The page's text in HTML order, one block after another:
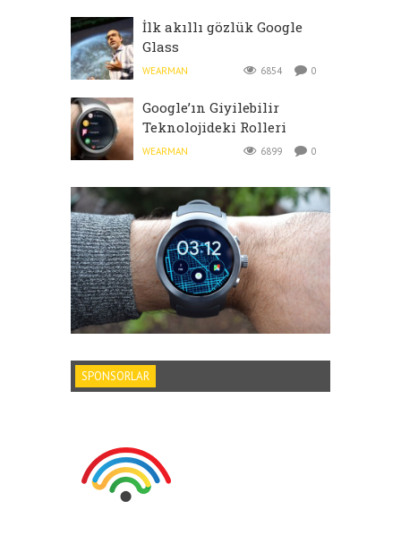
İlk akıllı gözlük Google
Glass
WEARMAN 6854 0
Google’ın Giyilebilir
Teknolojideki Rolleri
WEARMAN 6899 0
SPONSORLAR